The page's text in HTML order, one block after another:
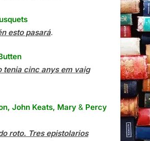
esto pasará.
tenia cinc anys em vaig
John Keats, Mary & Percy
roto. Tres epistolarios